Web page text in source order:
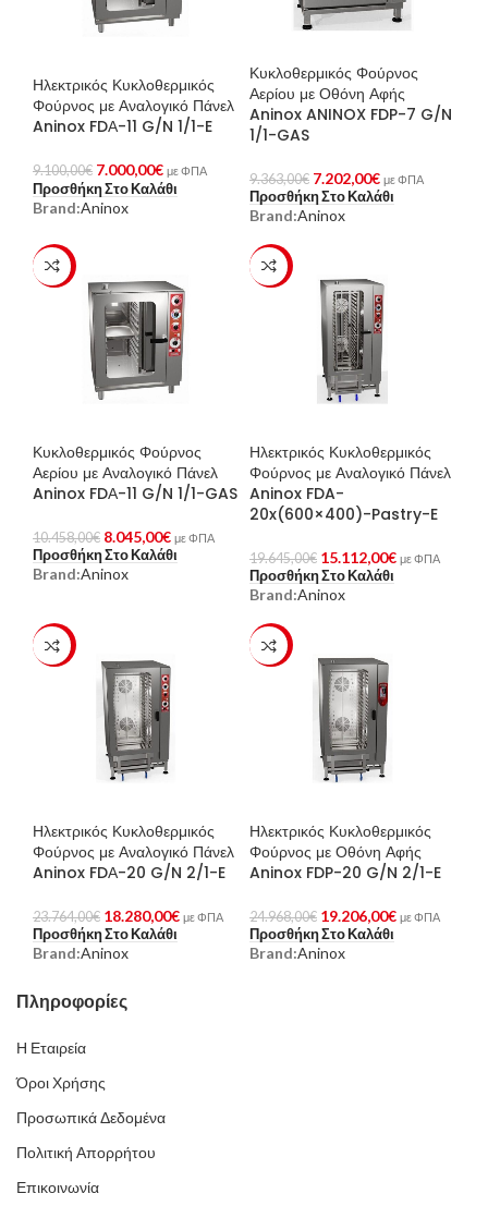
Ηλεκτρικός Κυκλοθερμικός
Φούρνος με Αναλογικό Πάνελ
Aninox FDΑ-11 G/N 1/1-E
9.100,00€ 7.000,00€ με ΦΠΑ
Προσθήκη Στο Καλάθι
Brand:Aninox
Κυκλοθερμικός Φούρνος
Αερίου με Οθόνη Αφής
Aninox ANINOX FDP-7 G/N
1/1-GAS
9.363,00€ 7.202,00€ με ΦΠΑ
Προσθήκη Στο Καλάθι
Brand:Aninox
-23%
Κυκλοθερμικός Φούρνος
Αερίου με Αναλογικό Πάνελ
Aninox FDΑ-11 G/N 1/1-GAS
10.458,00€ 8.045,00€ με ΦΠΑ
Προσθήκη Στο Καλάθι
Brand:Aninox
-23%
Ηλεκτρικός Κυκλοθερμικός
Φούρνος με Αναλογικό Πάνελ
Aninox FDA-
20x(600×400)-Pastry-E
19.645,00€ 15.112,00€ με ΦΠΑ
Προσθήκη Στο Καλάθι
Brand:Aninox
-23%
Ηλεκτρικός Κυκλοθερμικός
Φούρνος με Αναλογικό Πάνελ
Aninox FDΑ-20 G/N 2/1-E
23.764,00€ 18.280,00€ με ΦΠΑ
Προσθήκη Στο Καλάθι
Brand:Aninox
-23%
Ηλεκτρικός Κυκλοθερμικός
Φούρνος με Οθόνη Αφής
Aninox FDP-20 G/N 2/1-E
24.968,00€ 19.206,00€ με ΦΠΑ
Προσθήκη Στο Καλάθι
Brand:Aninox
Πληροφορίες
Η Εταιρεία
Όροι Χρήσης
Προσωπικά Δεδομένα
Πολιτική Απορρήτου
Επικοινωνία